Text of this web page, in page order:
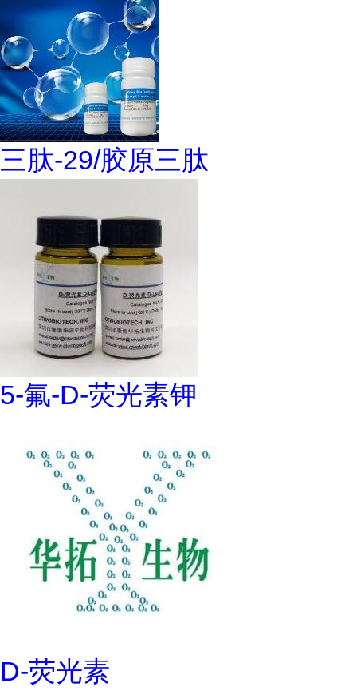
三肽-29/胶原三肽
5-氟-D-荧光素钾
D-荧光素